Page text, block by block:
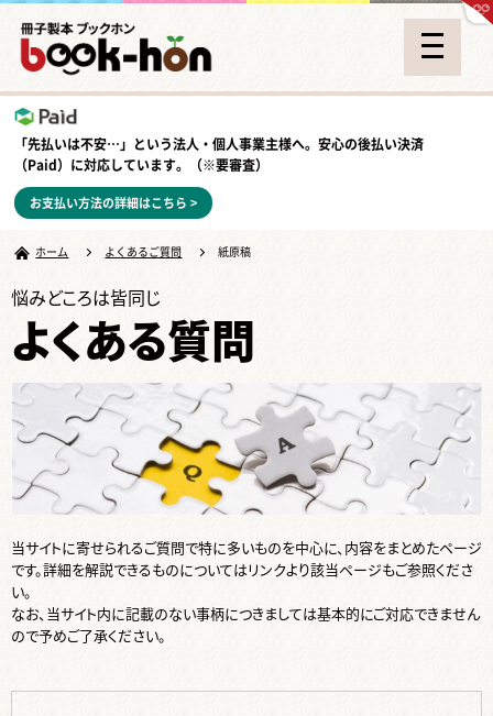
「先払いは不安…」という法人・個人事業主様へ。安心の後払い決済
（Paid） に対応しています。（※要審査）
お支払い方法の詳細はこちら >
ホーム よくあるご質問 紙原稿
悩みどころは皆同じ
よくある質問
当サイトに寄せられるご質問で特に多いものを中心に、内容をまとめたページ
です。詳細を解説できるものについてはリンクより該当ページもご参照くださ
い。
なお、当サイト内に記載のない事柄につきましては基本的にご対応できません
ので予めご了承ください。